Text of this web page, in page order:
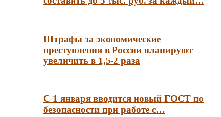
Штрафы за экономические
преступления в России планируют
увеличить в 1,5-2 раза
С 1 января вводится новый ГОСТ по
безопасности при работе с…